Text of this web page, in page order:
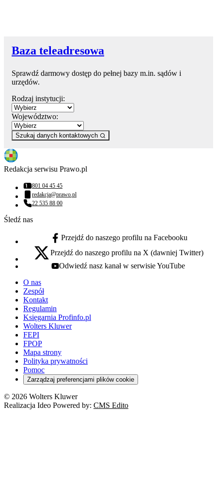
Baza teleadresowa
Sprawdź darmowy dostęp do pełnej bazy m.in. sądów i
urzędów.
Rodzaj instytucji:
Województwo:
Szukaj danych kontaktowych
Redakcja serwisu Prawo.pl
Numer telefonu:
801 04 45 45
Adres email:
redakcja@prawo.pl
Numer telefonu:
22 535 88 00
Śledź nas
facebook - otwiera się w nowej karcie
Przejdź do naszego profilu na Facebooku
x - otwiera się w nowej karcie
Przejdź do naszego profilu na X (dawniej Twitter)
youtube - otwiera się w nowej karcie
Odwiedź nasz kanał w serwisie YouTube
O nas
Zespół
Kontakt
Regulamin
Księgarnia Profinfo.pl
Wolters Kluwer
FEPI
FPOP
Mapa strony
Polityka prywatności
Pomoc
Zarządzaj preferencjami plików cookie
© 2026 Wolters Kluwer
Realizacja Ideo Powered by: CMS Edito